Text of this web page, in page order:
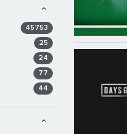
45753
25
24
77
44